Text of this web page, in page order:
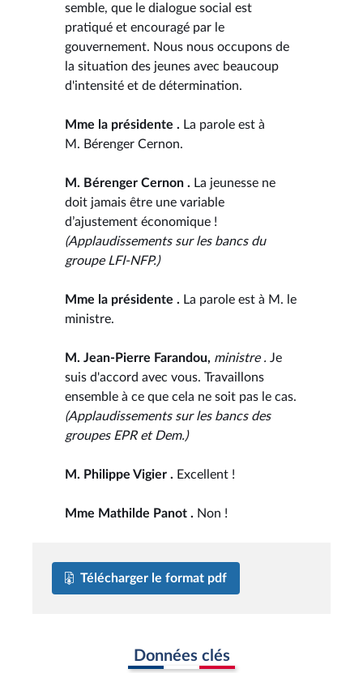
semble, que le dialogue social est
pratiqué et encouragé par le
gouvernement. Nous nous occupons de
la situation des jeunes avec beaucoup
d'intensité et de détermination.
Mme la présidente . La parole est à
M. Bérenger Cernon.
M. Bérenger Cernon . La jeunesse ne
doit jamais être une variable
d’ajustement économique !
(Applaudissements sur les bancs du
groupe LFI-NFP.)
Mme la présidente . La parole est à M. le
ministre.
M. Jean-Pierre Farandou, ministre . Je
suis d'accord avec vous. Travaillons
ensemble à ce que cela ne soit pas le cas.
(Applaudissements sur les bancs des
groupes EPR et Dem.)
M. Philippe Vigier . Excellent !
Mme Mathilde Panot . Non !
Télécharger le format pdf
Données clés